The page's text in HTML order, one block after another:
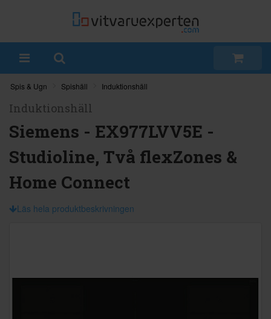
Spis & Ugn Spishäll Induktionshäll
Induktionshäll
Siemens - EX977LVV5E -
Studioline, Två flexZones &
Home Connect
Läs hela produktbeskrivningen